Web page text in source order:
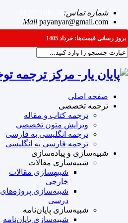
شماره تماس:
Mail payanyar@gmail.com
بروز رسانی قیمت‌ها: خرداد 1405
صفحه اصلی
ترجمه تخصصی
ترجمه کتاب و مقاله
ویرایش متون تخصصی
ترجمه انگلیسی به فارسی
ترجمه فارسی به انگلیسی
شبیه‌سازی و پیاده‌سازی
شبیه‌سازی مقالات
شبیه‎سازی مقالات
خارجی
شبیه‌سازی پروژه‌های
درسی
شبیه‌سازی پایان‌نامه
شبیه‌سازی پایان‌نامه